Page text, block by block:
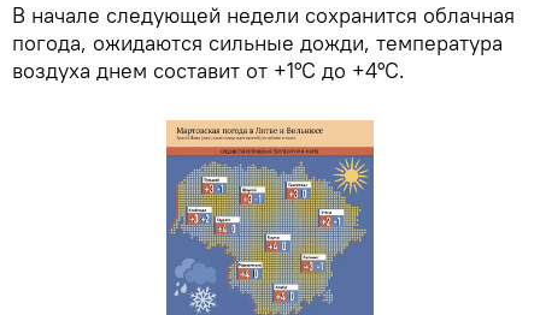
В начале следующей недели сохранится облачная
погода, ожидаются сильные дожди, температура
воздуха днем составит от +1°С до +4°С.